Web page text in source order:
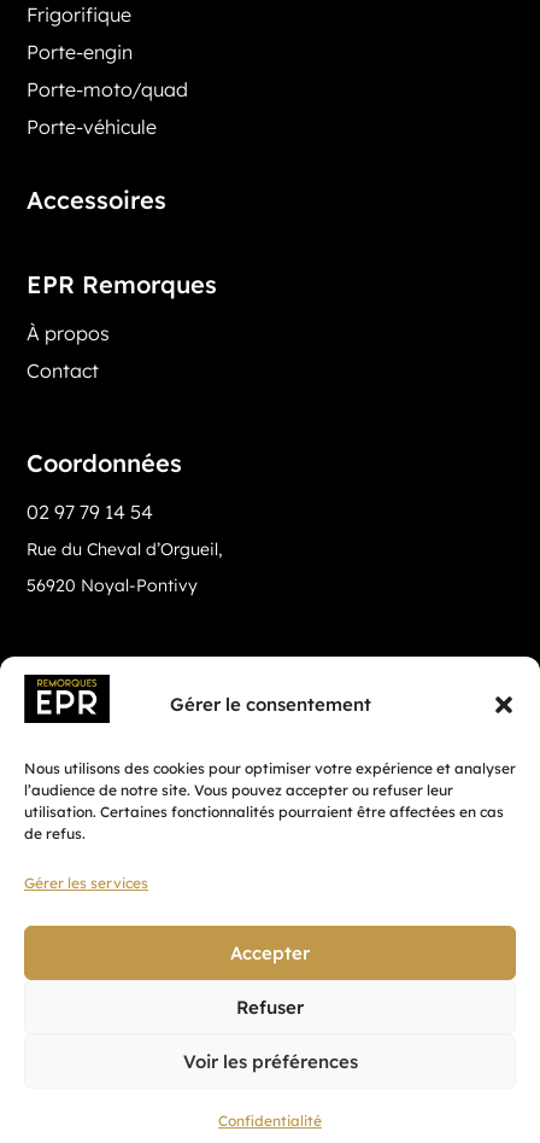
Gérer le consentement
Nous utilisons des cookies pour optimiser votre expérience et analyser
l’audience de notre site. Vous pouvez accepter ou refuser leur
utilisation. Certaines fonctionnalités pourraient être affectées en cas
de refus.
Gérer les services
Accepter
Refuser
Voir les préférences
Confidentialité
Frigorifique
Porte-engin
Porte-moto/quad
Porte-véhicule
Accessoires
EPR Remorques
À propos
Contact
Coordonnées
02 97 79 14 54
Rue du Cheval d’Orgueil,
56920 Noyal-Pontivy